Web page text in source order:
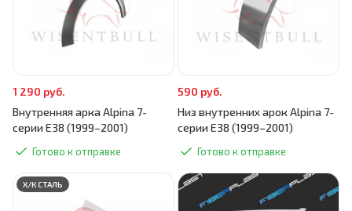
1 290 руб.
Внутренняя арка Alpina 7-
серии E38 (1999–2001)
Готово к отправке
590 руб.
Низ внутренних арок Alpina 7-
серии E38 (1999–2001)
Готово к отправке
Х/К СТАЛЬ